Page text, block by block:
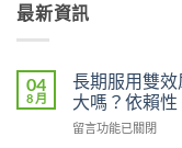
最新資訊
04
8 月
長期服用雙
大嗎？依賴
在
留言功能已關閉